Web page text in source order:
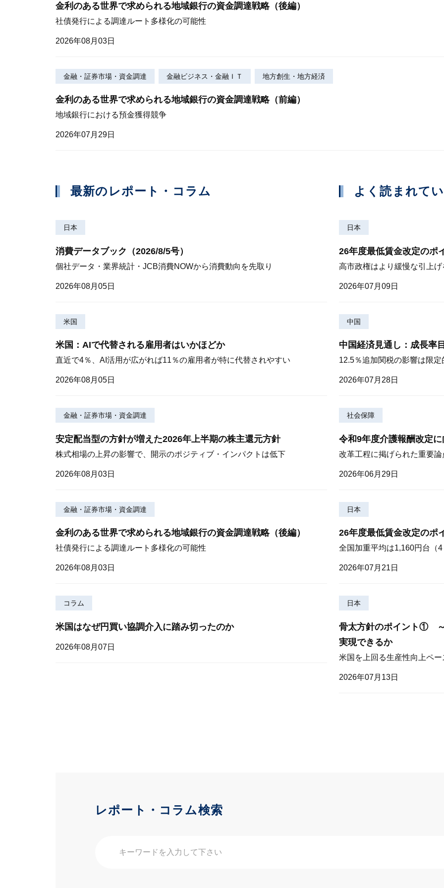
金利のある世界で求められる地域銀行の資金調達戦略（後編）
社債発行による調達ルート多様化の可能性
2026年08月03日
金融・証券市場・資金調達 金融ビジネス・金融ＩＴ 地方創生・地方経済
金利のある世界で求められる地域銀行の資金調達戦略（前編）
地域銀行における預金獲得競争
2026年07月29日
最新のレポート・コラム
日本
消費データブック（2026/8/5号）
個社データ・業界統計・JCB消費NOWから消費動向を先取り
2026年08月05日
米国
米国：AIで代替される雇用者はいかほどか
直近で4％、AI活用が広がれば11％の雇用者が特に代替されやすい
2026年08月05日
金融・証券市場・資金調達
安定配当型の方針が増えた2026年上半期の株主還元方針
株式相場の上昇の影響で、開示のポジティブ・インパクトは低下
2026年08月03日
金融・証券市場・資金調達
金利のある世界で求められる地域銀行の資金調達戦略（後編）
社債発行による調達ルート多様化の可能性
2026年08月03日
コラム
米国はなぜ円買い協調介入に踏み切ったのか
2026年08月07日
よく読まれて
日本
26年度最低賃金改定のポ
高市政権はより緩慢な引上
2026年07月09日
中国
中国経済見通し：成長率
12.5％追加関税の影響は限
2026年07月28日
社会保障
令和9年度介護報酬改定
改革工程に掲げられた重要
2026年06月29日
日本
26年度最低賃金改定のポ
全国加重平均は1,160円台（
2026年07月21日
日本
骨太方針のポイント① ～
実現できるか
米国を上回る生産性向上ペ
2026年07月13日
レポート・コラム検索